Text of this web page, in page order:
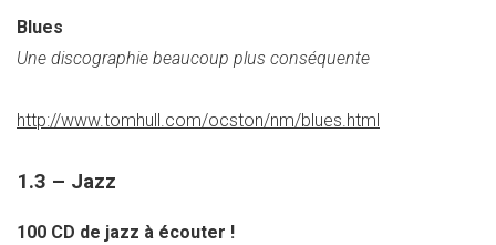
Blues
Une discographie beaucoup plus conséquente
http://www.tomhull.com/ocston/nm/blues.html
1.3 – Jazz
100 CD de jazz à écouter !